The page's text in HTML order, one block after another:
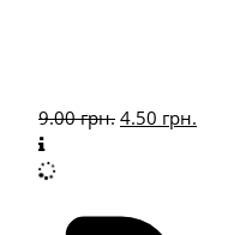
9.00грн. 4.50 грн.